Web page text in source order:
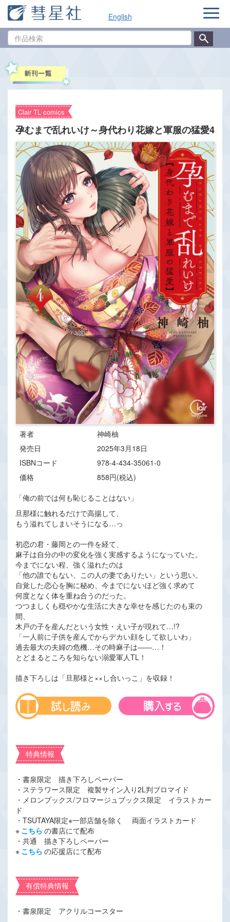
English
品
ナ
ゲ
Clair TL comics
孕むまで乱れいけ～身代わり花嫁と軍服の猛愛4
著者
神崎柚
発売日
2025年3月18日
ISBNコード
978-4-434-35061-0
価格
858円(税込)
「俺の前では何も恥じることはない」
旦那様に触れるだけで高揚して、
もう溢れてしまいそうになる…っ
初恋の君・藤岡との一件を経て、
麻子は自分の中の変化を強く実感するようになっていた。
今までにない程、強く溢れたのは
「他の誰でもない、この人の妻でありたい」という思い。
自覚した恋心を胸に秘め、今までにないほど強く求めて
何度となく体を重ね合うのだった。
つつましくも穏やかな生活に大きな幸せを感じたのも束の
間、
木戸の子を産んだという女性・えい子が現れて…!?
「一人前に子供を産んでからデカい顔をして欲しいわ」
過去最大の夫婦の危機…その時麻子は――…！
とどまるところを知らない溺愛軍人TL！
描き下ろしは「旦那様と××し合いっこ」を収録！
特典情報
・書泉限定 描き下ろしペーパー
・ステラワース限定 複製サイン入り2L判ブロマイド
・メロンブックス/フロマージュブックス限定 イラストカー
ド
・TSUTAYA限定※一部店舗を除く 両面イラストカード
※ こちら の書店にて配布
・共通 描き下ろしペーパー
※ こちら の応援店にて配布
有償特典情報
・書泉限定 アクリルコースター